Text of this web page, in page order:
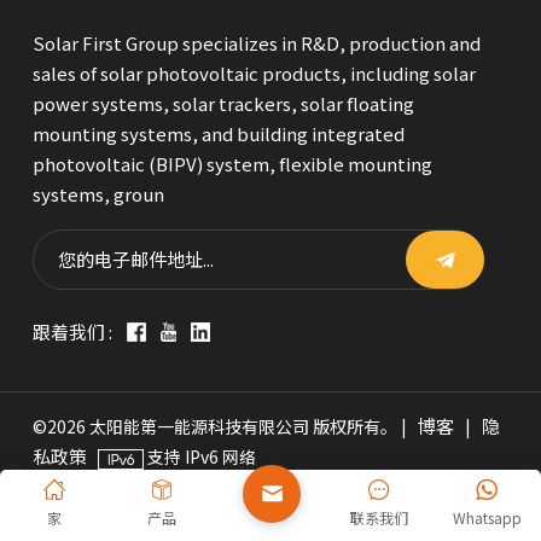
Solar First Group specializes in R&D, production and
sales of solar photovoltaic products, including solar
power systems, solar trackers, solar floating
mounting systems, and building integrated
photovoltaic (BIPV) system, flexible mounting
systems, groun
跟着我们 :
©2026 太阳能第一能源科技有限公司 版权所有。 | 博客
隐
私政策
支持 IPv6 网络
家 产品 Whatsapp
联系我们